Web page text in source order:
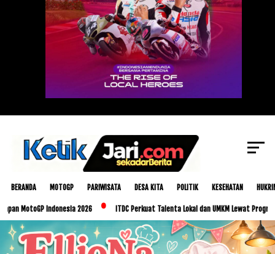
BERANDA MOTOGP PARIWISATA DESA KITA POLITIK KESEHATAN
Indonesia 2026 ITDC Perkuat Talenta Lokal dan UMKM Lewat Program